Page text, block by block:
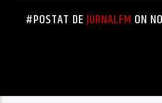
#POSTAT DEJURNALFM ON